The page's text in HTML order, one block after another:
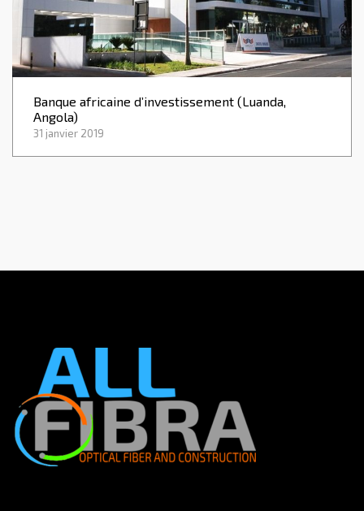
Banque africaine d’investissement (Luanda,
Angola)
31 janvier 2019